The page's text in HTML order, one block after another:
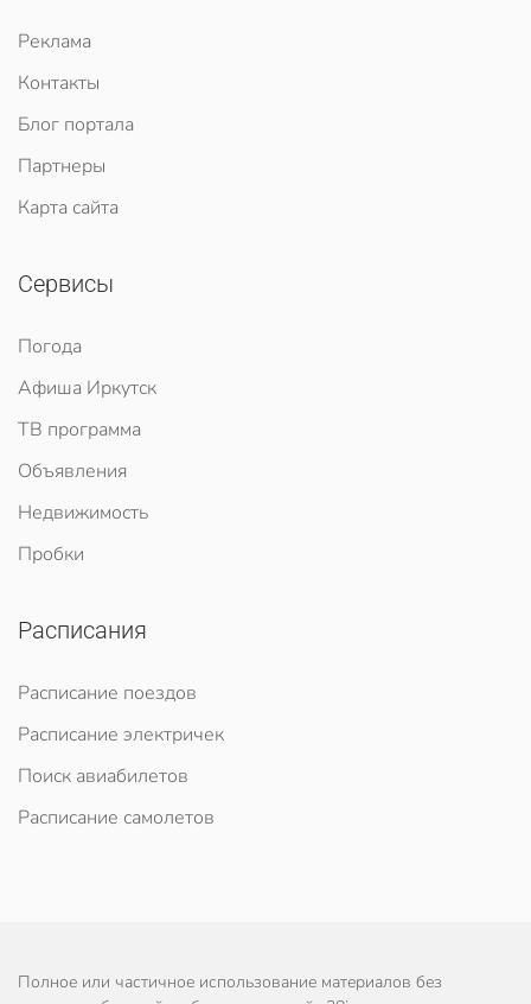
Реклама
Контакты
Блог портала
Партнеры
Карта сайта
Сервисы
Погода
Афиша Иркутск
ТВ программа
Объявления
Недвижимость
Пробки
Расписания
Расписание поездов
Расписание электричек
Поиск авиабилетов
Расписание самолетов
Полное или частичное использование материалов без